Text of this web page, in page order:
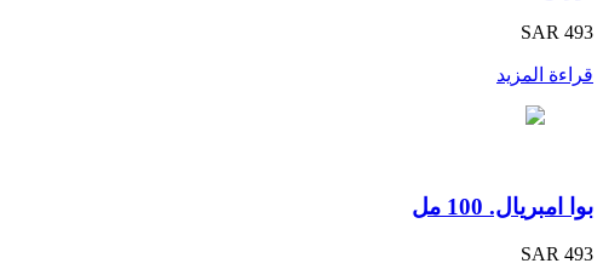
SAR 493
قراءة المزيد
بوا امبريال. 100 مل
SAR 493